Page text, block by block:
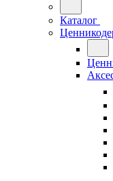
Каталог